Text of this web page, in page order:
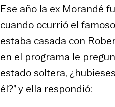
Ese año la ex Morandé
cuando ocurrió el famoso
estaba casada con
en el programa le
estado soltera,
él?” y ella respondió: